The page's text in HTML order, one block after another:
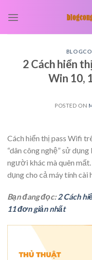
2 Cách hiển
Win 10,
POSTED ON
Cách hiển thị pass Wifi
“dân công nghệ” sử
người khác mà quên
dụng cho cả máy tính cài
Bạn đang đọc:2 Cách
11 đơn giản nhất